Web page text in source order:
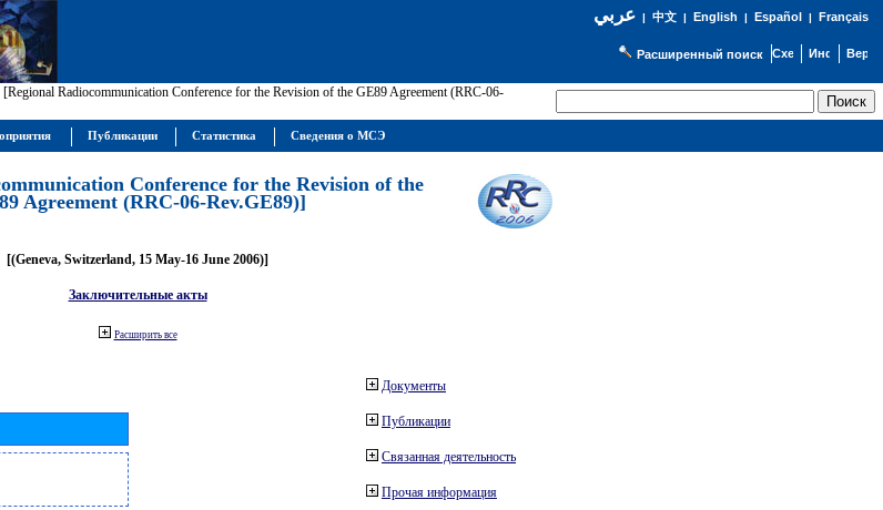
عربي| 中文| English | Español | Français
Расширенный поиск
[Regional Radiocommunication Conference for the Revision of the GE89 Agreement (RRC-06-
Conference for the Revision of the
Agreement (RRC-06-Rev.GE89)]
[(Geneva, Switzerland, 15 May-16 June 2006)]
Заключительные акты
Расширить все
Документы
Публикации
Связанная деятельность
Прочая информация
Публикации Статистика Сведения о МСЭ